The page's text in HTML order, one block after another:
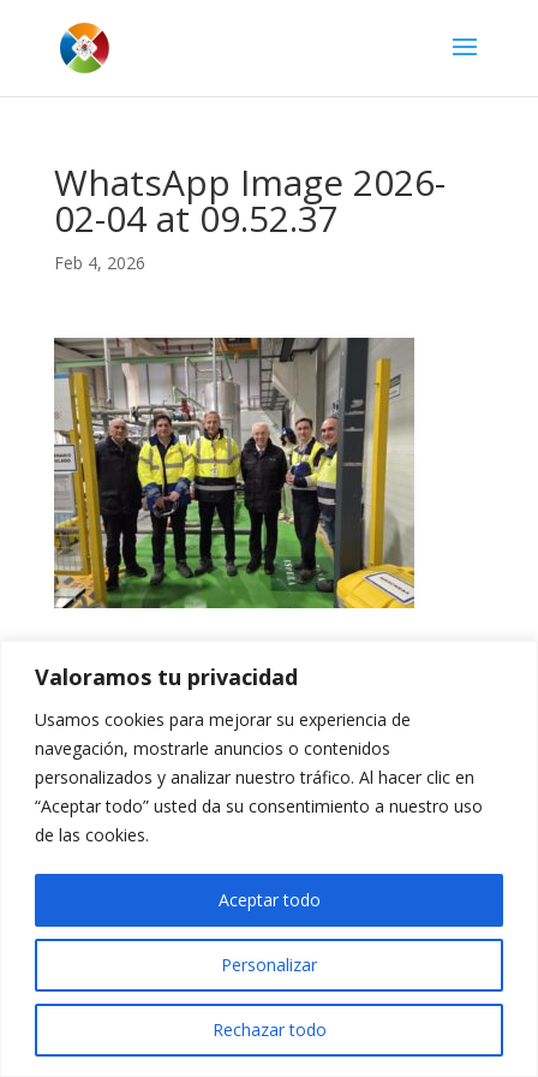
Valoramos tu privacidad
Usamos cookies para mejorar su experiencia de
navegación, mostrarle anuncios o contenidos
personalizados y analizar nuestro tráfico. Al hacer clic en
“Aceptar todo” usted da su consentimiento a nuestro uso
de las cookies.
Personalizar
Rechazar todo
Aceptar todo
WhatsApp Image 2026-
02-04 at 09.52.37
Feb 4, 2026